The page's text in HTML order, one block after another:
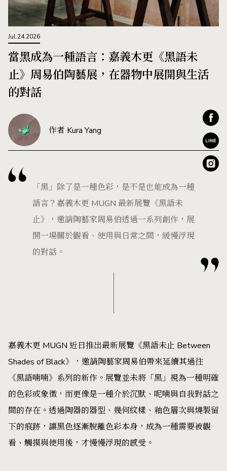
Jul.24.2026
當黑成為一種語言：嘉義木更《黑語未
止》周易伯陶藝展，在器物中展開與生活
的對話
作者 Kura Yang
「黑」除了是一種色彩，是不是也能成為一種
語言？嘉義木更 MUGN 最新展覽《黑語未
止》，邀請陶藝家周易伯透過一系列創作，展
開一場關於觀看、使用與日常之間，緩慢浮現
的對話。
嘉義木更 MUGN 近日推出最新展覽《黑語未止 Between
Shades of Black》，邀請陶藝家周易伯帶來延續其過往
《黑語喃喃》系列的新作。展覽並未將「黑」視為一種明確
的色彩或象徵，而更像是一種介於沉默、呢喃與自我對話之
間的存在。透過陶器的器型、幾何紋樣、釉色層次與燒製留
下的痕跡，讓黑色逐漸脫離色彩本身，成為一種需要被觀
看、觸摸與使用後，才慢慢浮現的感受。